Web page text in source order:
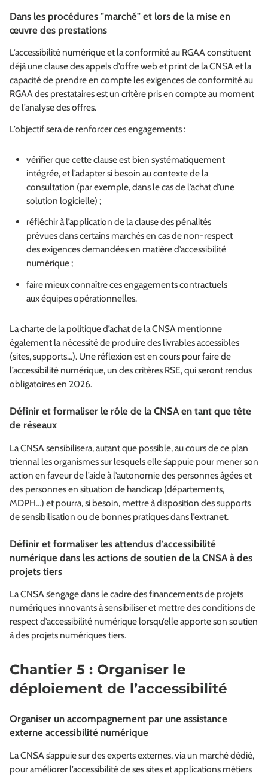
Dans les procédures "marché" et lors de la mise en
œuvre des prestations
L’accessibilité numérique et la conformité au RGAA constituent
déjà une clause des appels d’offre web et print de la CNSA et la
capacité de prendre en compte les exigences de conformité au
RGAA des prestataires est un critère pris en compte au moment
de l’analyse des offres.
L’objectif sera de renforcer ces engagements :
vérifier que cette clause est bien systématiquement
intégrée, et l’adapter si besoin au contexte de la
consultation (par exemple, dans le cas de l’achat d’une
solution logicielle) ;
réfléchir à l’application de la clause des pénalités
prévues dans certains marchés en cas de non-respect
des exigences demandées en matière d’accessibilité
numérique ;
faire mieux connaître ces engagements contractuels
aux équipes opérationnelles.
La charte de la politique d’achat de la CNSA mentionne
également la nécessité de produire des livrables accessibles
(sites, supports…). Une réflexion est en cours pour faire de
l’accessibilité numérique, un des critères RSE, qui seront rendus
obligatoires en 2026.
Définir et formaliser le rôle de la CNSA en tant que tête
de réseaux
La CNSA sensibilisera, autant que possible, au cours de ce plan
triennal les organismes sur lesquels elle s’appuie pour mener son
action en faveur de l’aide à l’autonomie des personnes âgées et
des personnes en situation de handicap (départements,
MDPH…) et pourra, si besoin, mettre à disposition des supports
de sensibilisation ou de bonnes pratiques dans l’extranet.
Définir et formaliser les attendus d’accessibilité
numérique dans les actions de soutien de la CNSA à des
projets tiers
La CNSA s’engage dans le cadre des financements de projets
numériques innovants à sensibiliser et mettre des conditions de
respect d’accessibilité numérique lorsqu’elle apporte son soutien
à des projets numériques tiers.
Chantier 5 : Organiser le
déploiement de l’accessibilité
Organiser un accompagnement par une assistance
externe accessibilité numérique
La CNSA s’appuie sur des experts externes, via un marché dédié,
pour améliorer l’accessibilité de ses sites et applications métiers